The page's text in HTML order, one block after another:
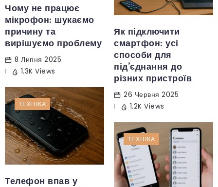
Чому не працює
мікрофон: шукаємо
причину та
вирішуємо проблему
8 Липня 2025
1.3K Views
Як підключити
смартфон: усі
способи для
під’єднання до
різних пристроїв
26 Червня 2025
1.2K Views
ТЕХНІКА
Телефон впав у
ТЕХНІКА